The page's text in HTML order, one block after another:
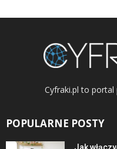
Cyfraki.pl to
POPULARNE POSTY